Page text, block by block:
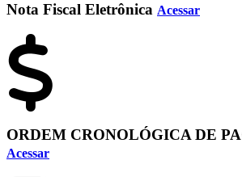
Nota Fiscal Eletrônica Acessar
ORDEM CRONOLÓGICA DE
Acessar